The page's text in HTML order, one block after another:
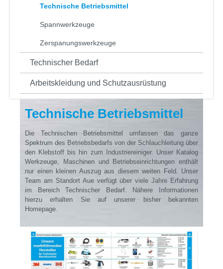
Technische Betriebsmittel
Spannwerkzeuge
Zerspanungswerkzeuge
Technischer Bedarf
Arbeitskleidung und Schutzausrüstung
Technische Betriebsmittel
Die Technischen Betriebsmittel umfassen das ganze
Spektrum des Betriebsbedarfs von der Schlauchleitung über
den Klebstoff bis hin zum Industriereiniger. Unser Katalog
Werkzeuge, Maschinen und Betriebseinrichtungen enthält
nur einen kleinen Auszug aus diesem weiten Feld. Unser
Team am Standort Aue verfügt über viele Jahre Erfahrung
im Bereich Technischer Bedarf. Nähere Informationen
hierzu erhalten Sie auf unserer bisher bekannten
Homepage.